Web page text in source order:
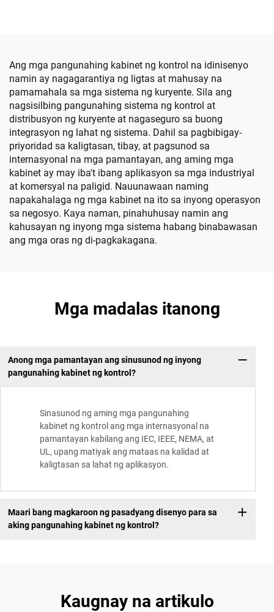
Ang mga pangunahing kabinet ng kontrol na idinisenyo
namin ay nagagarantiya ng ligtas at mahusay na
pamamahala sa mga sistema ng kuryente. Sila ang
nagsisilbing pangunahing sistema ng kontrol at
distribusyon ng kuryente at nagaseguro sa buong
integrasyon ng lahat ng sistema. Dahil sa pagbibigay-
priyoridad sa kaligtasan, tibay, at pagsunod sa
internasyonal na mga pamantayan, ang aming mga
kabinet ay may iba't ibang aplikasyon sa mga industriyal
at komersyal na paligid. Nauunawaan naming
napakahalaga ng mga kabinet na ito sa inyong operasyon
sa negosyo. Kaya naman, pinahuhusay namin ang
kahusayan ng inyong mga sistema habang binabawasan
ang mga oras ng di-pagkakagana.
Mga madalas itanong
Anong mga pamantayan ang sinusunod ng inyong
pangunahing kabinet ng kontrol?
Sinasunod ng aming mga pangunahing
kabinet ng kontrol ang mga internasyonal na
pamantayan kabilang ang IEC, IEEE, NEMA, at
UL, upang matiyak ang mataas na kalidad at
kaligtasan sa lahat ng aplikasyon.
Maari bang magkaroon ng pasadyang disenyo para sa
aking pangunahing kabinet ng kontrol?
Kaugnay na artikulo